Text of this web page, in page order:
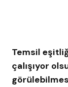
Temsil
çalışıyor